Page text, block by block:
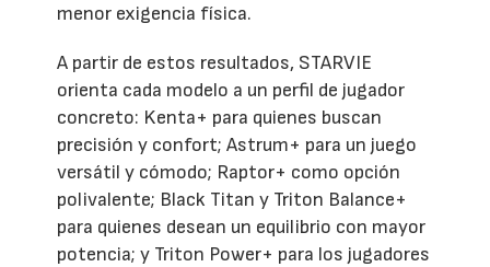
menor exigencia física.
A partir de estos resultados, STARVIE
orienta cada modelo a un perfil de jugador
concreto: Kenta+ para quienes buscan
precisión y confort; Astrum+ para un juego
versátil y cómodo; Raptor+ como opción
polivalente; Black Titan y Triton Balance+
para quienes desean un equilibrio con mayor
potencia; y Triton Power+ para los jugadores